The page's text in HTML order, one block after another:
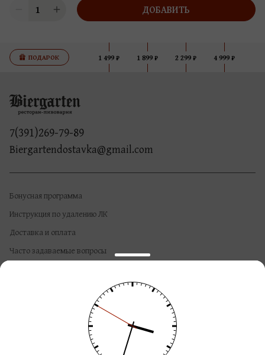
1
ДОБАВИТЬ
ПОДАРОК 1 499 ₽ 1 899 ₽ 2 299 ₽ 4 999 ₽
7(391)269-79-89
Biergartendostavka@gmail.com
Бонусная программа
Инструкция по удалению ЛК
Доставка и оплата
Часто задаваемые вопросы